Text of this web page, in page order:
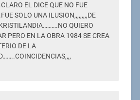
EL DICE QUE NO FUE
SOLO UNA ILUSION,,,,,,,,,DE
QUIERO
PERO EN LA OBRA 1984 SE CREA
DE LA